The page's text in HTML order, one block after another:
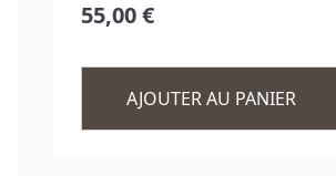
55,00 €
AJOUTER AU PANIER